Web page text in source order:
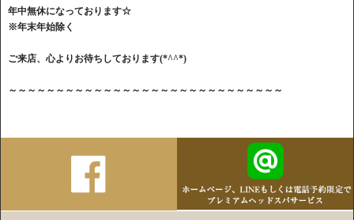
年中無休になっております☆
※年末年始除く
ご来店、心よりお待ちしております(*^^*)
～～～～～～～～～～～～～～～～～～～～～～～～～～～～～